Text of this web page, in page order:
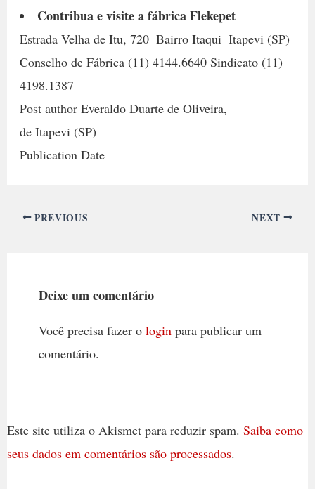
Contribua e visite a fábrica Flekepet
Estrada Velha de Itu, 720  Bairro Itaqui  Itapevi (SP)
Conselho de Fábrica (11) 4144.6640 Sindicato (11)
4198.1387
Post author Everaldo Duarte de Oliveira,
de Itapevi (SP)
Publication Date
PREVIOUS NEXT
Deixe um comentário
Você precisa fazer o login para publicar um
comentário.
Este site utiliza o Akismet para reduzir spam. Saiba como
seus dados em comentários são processados.